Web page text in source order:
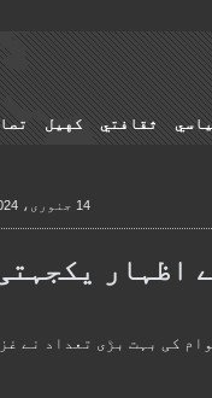
ثقافتي کهيل
14 جنوری، 2024، 3:04 PM
اظہار
کی بہت بڑی تعداد نے